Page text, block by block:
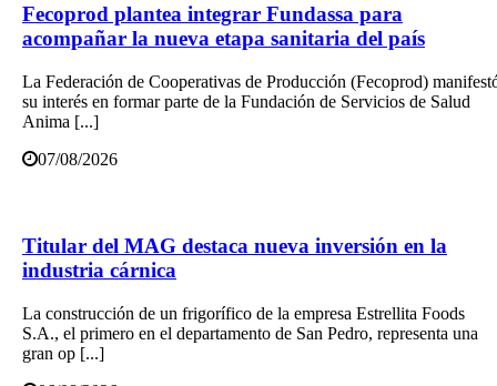
Fecoprod plantea integrar Fundassa para
acompañar la nueva etapa sanitaria del país
La Federación de Cooperativas de Producción (Fecoprod)
su interés en formar parte de la Fundación de Servicios de Salud
Anima [...]
07/08/2026
Titular del MAG destaca nueva inversión en la
industria cárnica
La construcción de un frigorífico de la empresa Estrellita Foods
S.A., el primero en el departamento de San Pedro, representa una
gran op [...]